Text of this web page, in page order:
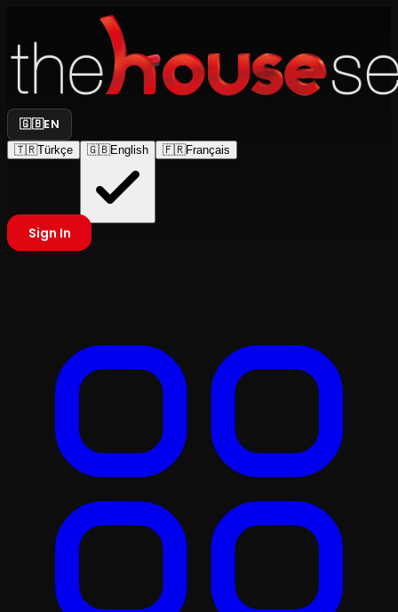
🇬🇧EN
🇹🇷Türkçe 🇬🇧English 🇫🇷Français
Sign In